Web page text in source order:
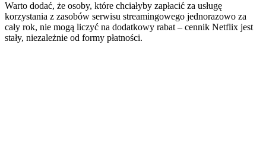
Warto dodać, że osoby, które chciałyby zapłacić za usługę
korzystania z zasobów serwisu streamingowego jednorazowo za
cały rok, nie mogą liczyć na dodatkowy rabat – cennik Netflix jest
stały, niezależnie od formy płatności.